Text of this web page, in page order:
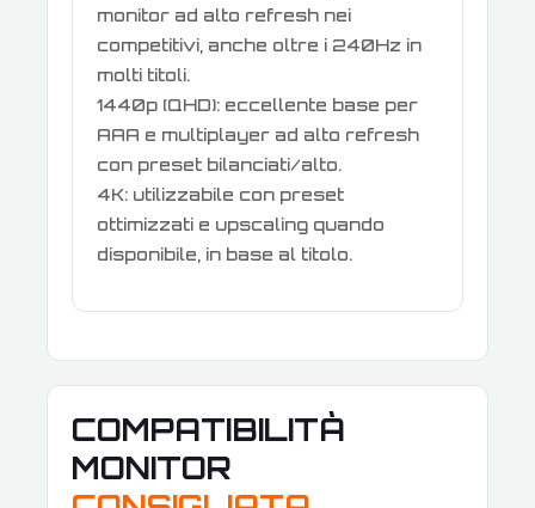
monitor ad alto refresh nei
competitivi, anche oltre i 240Hz in
molti titoli.
1440p (QHD): eccellente base per
AAA e multiplayer ad alto refresh
con preset bilanciati/alto.
4K: utilizzabile con preset
ottimizzati e upscaling quando
disponibile, in base al titolo.
COMPATIBILITÀ
MONITOR